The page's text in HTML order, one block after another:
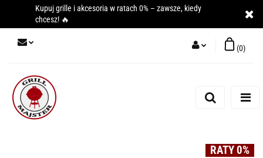
Kupuj grille i akcesoria w ratach 0% – zawsze, kiedy
chcesz! 🔥
Zarejestruj się
(0)
RATY 0%